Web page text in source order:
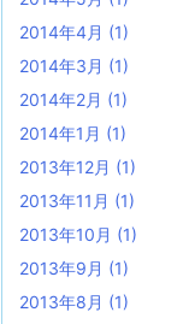
2014年4月 (1)
2014年3月 (1)
2014年2月 (1)
2014年1月 (1)
2013年12月 (1)
2013年11月 (1)
2013年10月 (1)
2013年9月 (1)
2013年8月 (1)